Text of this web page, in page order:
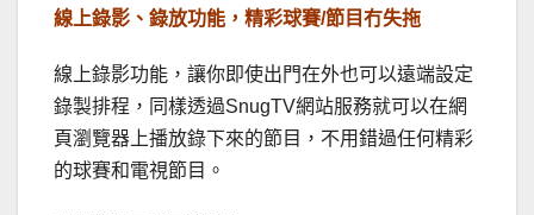
線上錄影、錄放功能，精彩球賽/節目冇失拖
線上錄影功能，讓你即使出門在外也可以遠端設定
錄製排程，同樣透過SnugTV網站服務就可以在網
頁瀏覽器上播放錄下來的節目，不用錯過任何精彩
的球賽和電視節目。